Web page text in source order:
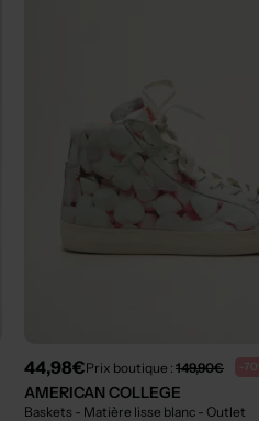
44,98€Prix boutique : 149,90€ -
AMERICAN COLLEGE
Baskets - Matière lisse blanc - Outlet